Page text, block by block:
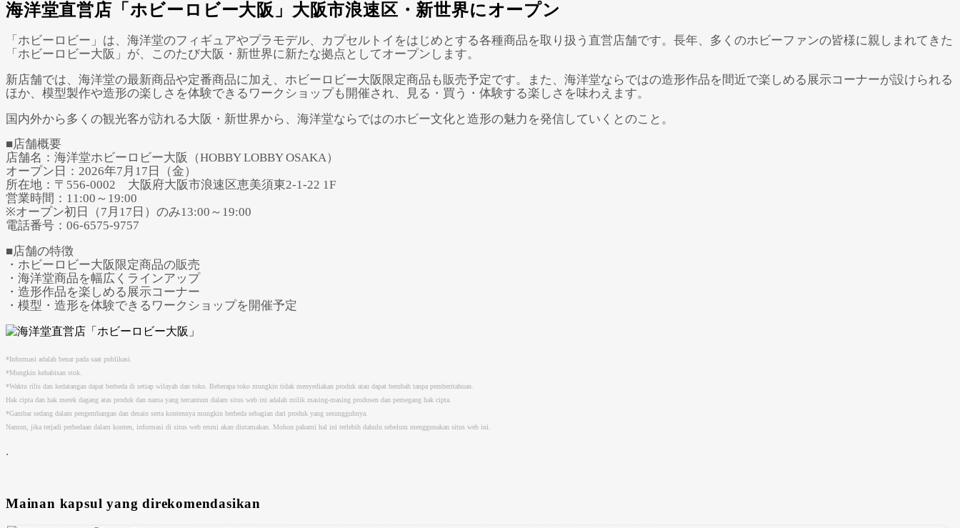
海洋堂直営店「ホビーロビー大阪」大阪市浪速区・新世界にオープン
「ホビーロビー」は、海洋堂のフィギュアやプラモデル、カプセルトイをはじめとする各種商品を取り扱う直営店舗です。長年、多くのホビーファンの皆様に親しまれてきた
「ホビーロビー大阪」が、このたび大阪・新世界に新たな拠点としてオープンします。
新店舗では、海洋堂の最新商品や定番商品に加え、ホビーロビー大阪限定商品も販売予定です。また、海洋堂ならではの造形作品を間近で楽しめる展示コーナーが設けられる
ほか、模型製作や造形の楽しさを体験できるワークショップも開催され、見る・買う・体験する楽しさを味わえます。
国内外から多くの観光客が訪れる大阪・新世界から、海洋堂ならではのホビー文化と造形の魅力を発信していくとのこと。
■店舗概要
店舗名：海洋堂ホビーロビー大阪（HOBBY LOBBY OSAKA）
オープン日：2026年7月17日（金）
所在地：〒556-0002 大阪府大阪市浪速区恵美須東2-1-22 1F
営業時間：11:00～19:00
※オープン初日（7月17日）のみ13:00～19:00
電話番号：06-6575-9757
■店舗の特徴
・ホビーロビー大阪限定商品の販売
・海洋堂商品を幅広くラインアップ
・造形作品を楽しめる展示コーナー
・模型・造形を体験できるワークショップを開催予定
*Informasi adalah benar pada saat publikasi.
*Mungkin kehabisan stok.
*Waktu rilis dan kedatangan dapat berbeda di setiap wilayah dan toko. Beberapa toko mungkin tidak menyediakan produk atau dapat berubah tanpa pemberitahuan.
Hak cipta dan hak merek dagang atas produk dan nama yang tercantum dalam situs web ini adalah milik masing-masing produsen dan pemegang hak cipta.
*Gambar sedang dalam pengembangan dan desain serta kontennya mungkin berbeda sebagian dari produk yang sesungguhnya.
Namun, jika terjadi perbedaan dalam konten, informasi di situs web resmi akan diutamakan. Mohon pahami hal ini terlebih dahulu sebelum menggunakan situs web ini.
.
Mainan kapsul yang direkomendasikan